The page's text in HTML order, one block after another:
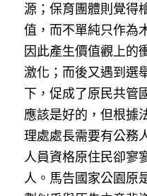
源；保育團體則覺得
值，而不單純只作為
因此產生價值觀上的
激化；而後又遇到選
下，促成了原民共管
應該是好的，但根據
理處處長需要有公務
人員資格原住民卻寥
人。馬告國家公園原